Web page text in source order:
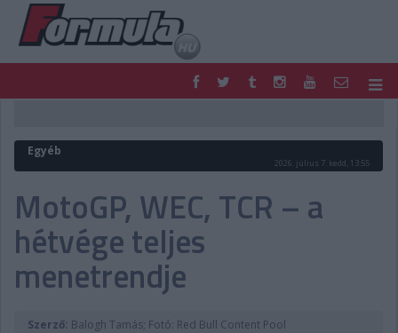
FORMULA
MOTOR
PODCAST
LIVE
DIGITÁLIS MAGAZIN
VERSENYNAPTÁRAK
Egyéb
2026. július 7. kedd, 13:55
MotoGP, WEC, TCR – a
hétvége teljes
menetrendje
Szerző: Balogh Tamás; Fotó: Red Bull Content Pool